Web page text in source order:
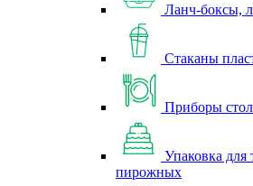
Ланч-боксы,
Стаканы
Приборы
Упаковка для
пирожных